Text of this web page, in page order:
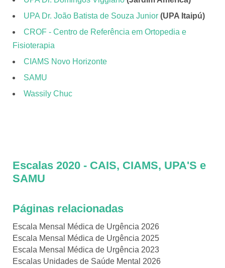
UPA Dr. João Batista de Souza Junior (UPA Itaipú)
CROF - Centro de Referência em Ortopedia e
Fisioterapia
CIAMS Novo Horizonte
SAMU
Wassily Chuc
Escalas 2020 - CAIS, CIAMS, UPA'S e
SAMU
Páginas relacionadas
Escala Mensal Médica de Urgência 2026
Escala Mensal Médica de Urgência 2025
Escala Mensal Médica de Urgência 2023
Escalas Unidades de Saúde Mental 2026